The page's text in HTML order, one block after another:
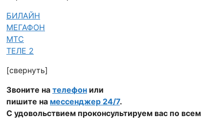
БИЛАЙН
МЕГАФОН
МТС
ТЕЛЕ 2
[свернуть]
Звоните на телефон или
пишите на мессенджер 24/7.
С удовольствием проконсультируем вас по всем